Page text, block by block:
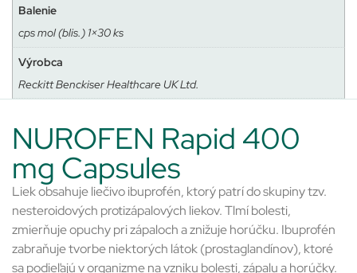
Balenie
cps mol (blis.) 1×30 ks
Výrobca
Reckitt Benckiser Healthcare UK Ltd.
NUROFEN Rapid 400
mg Capsules
Liek obsahuje liečivo ibuprofén, ktorý patrí do skupiny tzv.
nesteroidových protizápalových liekov. Tlmí bolesti,
zmierňuje opuchy pri zápaloch a znižuje horúčku. Ibuprofén
zabraňuje tvorbe niektorých látok (prostaglandínov), ktoré
sa podieľajú v organizme na vzniku bolesti, zápalu a horúčky.